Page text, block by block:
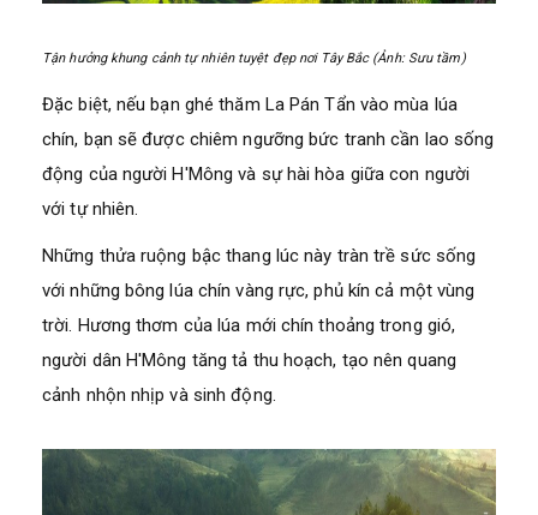
Tận hưởng khung cảnh tự nhiên tuyệt đẹp nơi Tây Bắc (Ảnh: Sưu tầm)
Đặc biệt, nếu bạn ghé thăm La Pán Tẩn vào mùa lúa
chín, bạn sẽ được chiêm ngưỡng bức tranh cần lao sống
động của người H'Mông và sự hài hòa giữa con người
với tự nhiên.
Những thửa ruộng bậc thang lúc này tràn trề sức sống
với những bông lúa chín vàng rực, phủ kín cả một vùng
trời. Hương thơm của lúa mới chín thoảng trong gió,
người dân H'Mông tăng tả thu hoạch, tạo nên quang
cảnh nhộn nhịp và sinh động.